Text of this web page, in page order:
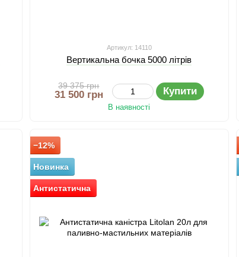
Артикул: 14110
Вертикальна бочка 5000 літрів
39 375 грн
31 500 грн Купити
В наявності
−12%
Новинка
Антистатична